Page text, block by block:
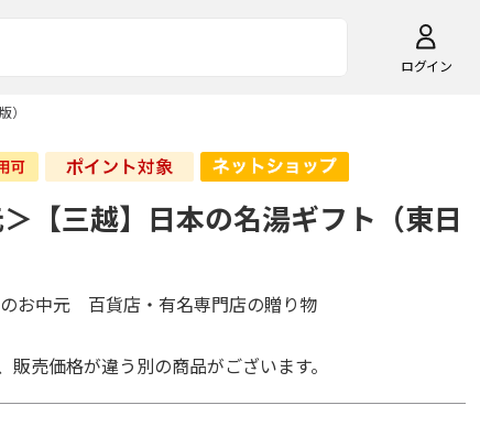
ログイン
）
【三越】日本の名湯ギフト（東日
お中元 百貨店・有名専門店の贈り物
販売価格が違う別の商品がございます。